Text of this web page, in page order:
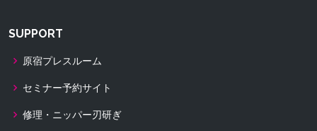
SUPPORT
原宿プレスルーム
セミナー予約サイト
修理・ニッパー刃研ぎ